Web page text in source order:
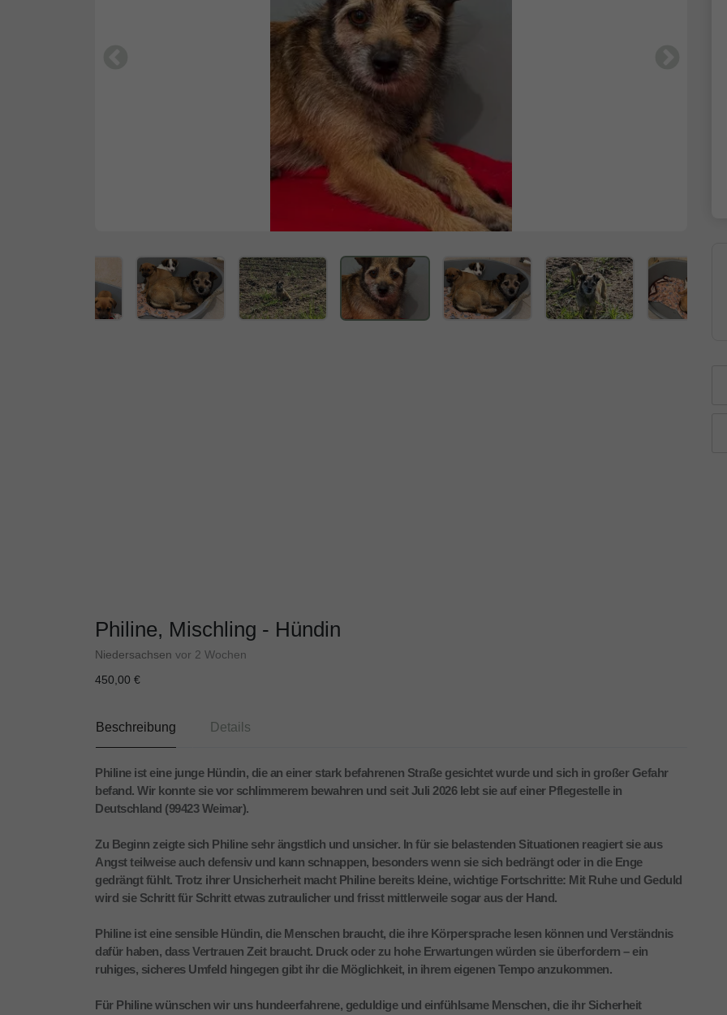
Philine, Mischling - Hündin
Niedersachsen vor 2 Wochen
450,00 €
Beschreibung Details
Philine ist eine junge Hündin, die an einer stark befahrenen Straße gesichtet wurde und sich in großer Gefahr
befand. Wir konnte sie vor schlimmerem bewahren und seit Juli 2026 lebt sie auf einer Pflegestelle in
Deutschland (99423 Weimar).
Zu Beginn zeigte sich Philine sehr ängstlich und unsicher. In für sie belastenden Situationen reagiert sie aus
Angst teilweise auch defensiv und kann schnappen, besonders wenn sie sich bedrängt oder in die Enge
gedrängt fühlt. Trotz ihrer Unsicherheit macht Philine bereits kleine, wichtige Fortschritte: Mit Ruhe und Geduld
wird sie Schritt für Schritt etwas zutraulicher und frisst mittlerweile sogar aus der Hand.
Philine ist eine sensible Hündin, die Menschen braucht, die ihre Körpersprache lesen können und Verständnis
dafür haben, dass Vertrauen Zeit braucht. Druck oder zu hohe Erwartungen würden sie überfordern – ein
ruhiges, sicheres Umfeld hingegen gibt ihr die Möglichkeit, in ihrem eigenen Tempo anzukommen.
Für Philine wünschen wir uns hundeerfahrene, geduldige und einfühlsame Menschen, die ihr Sicherheit